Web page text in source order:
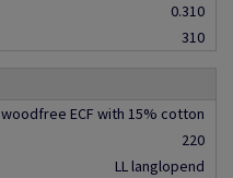
0.310
310
woodfree ECF with 15% cotton
220
LL langlopend